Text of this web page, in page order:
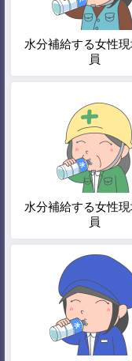
水分補給する女性
員
水分補給する女性
員